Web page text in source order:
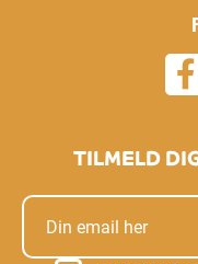
TILMELD